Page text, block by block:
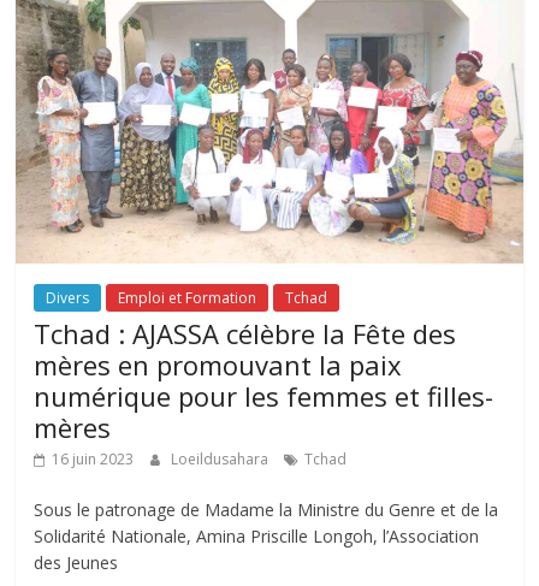
Divers Emploi et Formation Tchad
Tchad : AJASSA célèbre la Fête des
mères en promouvant la paix
numérique pour les femmes et filles-
mères
16 juin 2023 Loeildusahara Tchad
Sous le patronage de Madame la Ministre du Genre et de la
Solidarité Nationale, Amina Priscille Longoh, l’Association
des Jeunes